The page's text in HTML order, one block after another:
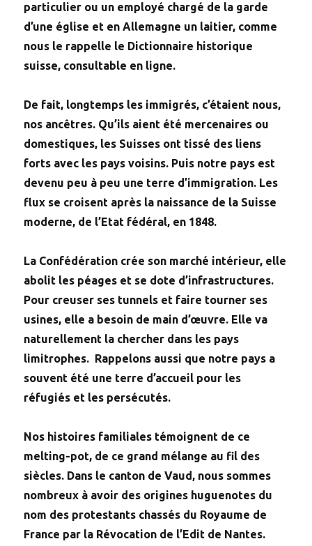
particulier ou un employé chargé de la garde
d’une église et en Allemagne un laitier, comme
nous le rappelle le Dictionnaire historique
suisse, consultable en ligne.
De fait, longtemps les immigrés, c’étaient nous,
nos ancêtres. Qu’ils aient été mercenaires ou
domestiques, les Suisses ont tissé des liens
forts avec les pays voisins. Puis notre pays est
devenu peu à peu une terre d’immigration. Les
flux se croisent après la naissance de la Suisse
moderne, de l’Etat fédéral, en 1848.
La Confédération crée son marché intérieur, elle
abolit les péages et se dote d’infrastructures.
Pour creuser ses tunnels et faire tourner ses
usines, elle a besoin de main d’œuvre. Elle va
naturellement la chercher dans les pays
limitrophes. Rappelons aussi que notre pays a
souvent été une terre d’accueil pour les
réfugiés et les persécutés.
Nos histoires familiales témoignent de ce
melting-pot, de ce grand mélange au fil des
siècles. Dans le canton de Vaud, nous sommes
nombreux à avoir des origines huguenotes du
nom des protestants chassés du Royaume de
France par la Révocation de l’Edit de Nantes.